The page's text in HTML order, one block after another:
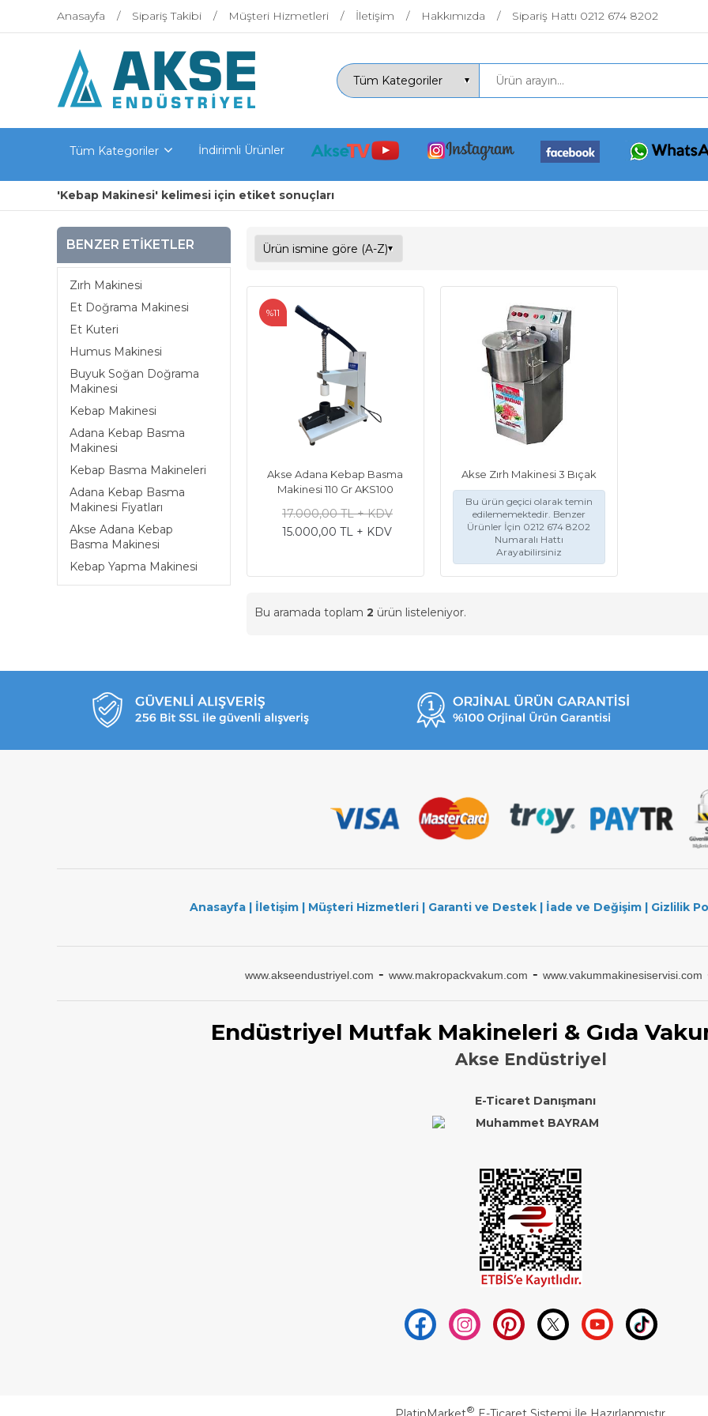
Anasayfa Sipariş Takibi Müşteri Hizmetleri İletişim Hakkımızda Sipariş Hattı 0212 674 8202
Tüm Kategoriler İndirimli Ürünler
'Kebap Makinesi' kelimesi için etiket sonuçları
BENZER ETIKETLER
Zırh Makinesi
Et Doğrama Makinesi
Et Kuteri
Humus Makinesi
Buyuk Soğan Doğrama
Makinesi
Kebap Makinesi
Adana Kebap Basma
Makinesi
Kebap Basma Makineleri
Adana Kebap Basma
Makinesi Fiyatları
Akse Adana Kebap
Basma Makinesi
Kebap Yapma Makinesi
Akse Adana Kebap Basma
Makinesi 110 Gr AKS100
17.000,00 TL + KDV
15.000,00 TL + KDV
%11
Akse Zırh Makinesi 3 Bıçak
Bu ürün geçici olarak temin
edilememektedir. Benzer
Ürünler İçin 0212 674 8202
Numaralı Hattı
Arayabilirsiniz
Bu aramada toplam 2 ürün listeleniyor.
Anasayfa | İletişim | Müşteri Hizmetleri | Garanti ve Destek | İade ve Değişim | Gizlilik
www.akseendustriyel.com - www.makropackvakum.com - www.vakummakinesiservisi.com
Endüstriyel Mutfak Makineleri & Gıda
Akse Endüstriyel
E-Ticaret Danışmanı
®